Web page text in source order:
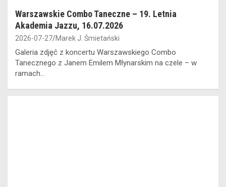
Warszawskie Combo Taneczne – 19. Letnia
Akademia Jazzu, 16.07.2026
2026-07-27 Marek J. Śmietański
Galeria zdjęć z koncertu Warszawskiego Combo
Tanecznego z Janem Emilem Młynarskim na czele – w
ramach…